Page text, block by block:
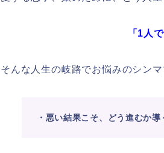
「1人
そんな人生の岐路でお悩みのシン
・悪い結果こそ、どう進むか